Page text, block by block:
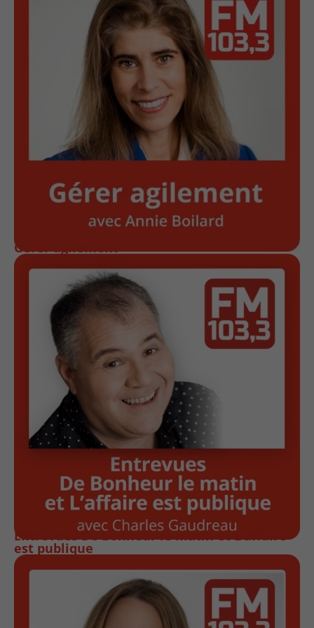
Gérer agilement
Entrevues De Bonheur le matin et L’affaire
est publique